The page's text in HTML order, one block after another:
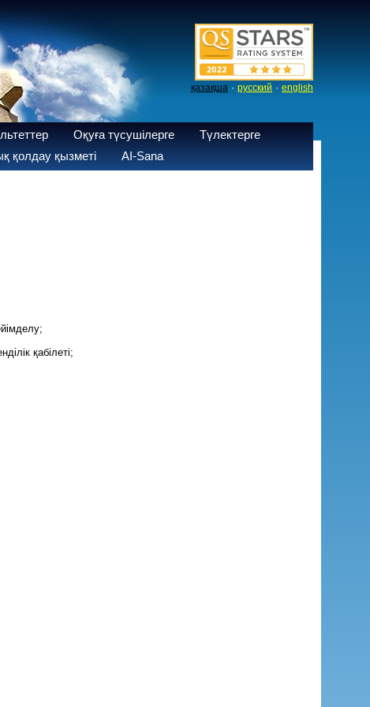
қазақша · русский · english
Оқуға түсушілерге
Түлектерге
қолдау қызметі AI-Sana
қабілеті;